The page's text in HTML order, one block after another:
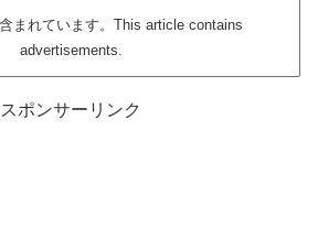
まれています。This article contains
advertisements.
スポンサーリンク